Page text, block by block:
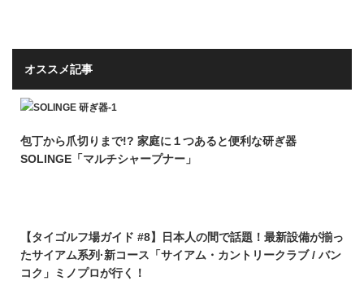
オススメ記事
包丁から爪切りまで!? 家庭に１つあると便利な研ぎ器
SOLINGE「マルチシャープナー」
【タイゴルフ場ガイド #8】日本人の間で話題！最新設備が揃っ
たサイアム系列·新コース「サイアム・カントリークラブ / バン
コク」ミノプロが行く！